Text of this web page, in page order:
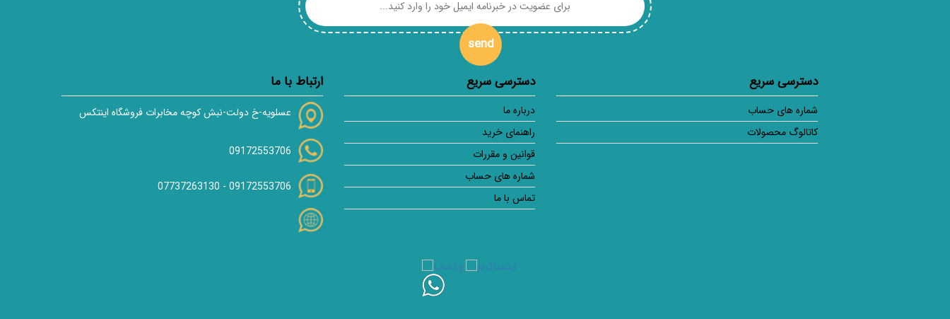
send
دسترسی سریع
شماره های حساب
کاتالوگ محصولات
دسترسی سریع
درباره ما
راهنمای خرید
قوانین و مقررات
شماره های حساب
تماس با ما
ارتباط با ما
عسلویه-خ دولت-نبش کوچه مخابرات فروشگاه اینتکس
09172553706
09172553706
-
07737263130